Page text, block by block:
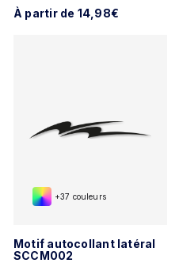
À partir de 14,98€
+37 couleurs
Motif autocollant latéral
SCCM002